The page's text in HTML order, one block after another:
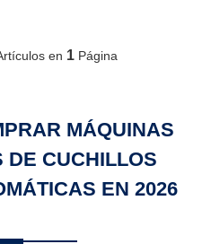
en 1 Página
MÁQUINAS
DE CUCHILLOS
EN 2026